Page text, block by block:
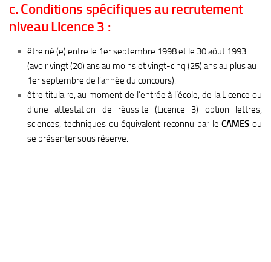
c. Conditions spécifiques au recrutement
niveau Licence 3 :
être né (e) entre le 1er septembre 1998 et le 30 aôut 1993
(avoir vingt (20) ans au moins et vingt-cinq (25) ans au plus au
1er septembre de l’année du concours).
être titulaire, au moment de l’entrée à l’école, de la Licence ou
d’une attestation de réussite (Licence 3) option lettres,
sciences, techniques ou équivalent reconnu par leCAMES ou
se présenter sous réserve.